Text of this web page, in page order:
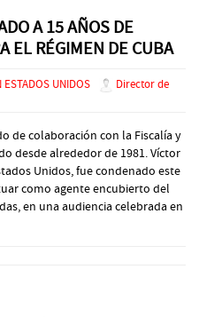
A 15 AÑOS DE
EL RÉGIMEN DE CUBA
ESTADOS UNIDOS
Director de
de colaboración con la Fiscalía y
desde alrededor de 1981. Víctor
Unidos, fue condenado este
como agente encubierto del
en una audiencia celebrada en